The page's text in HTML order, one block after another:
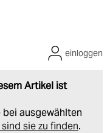
Artikel ist
ausgewählten
sie zu finden.
einloggen